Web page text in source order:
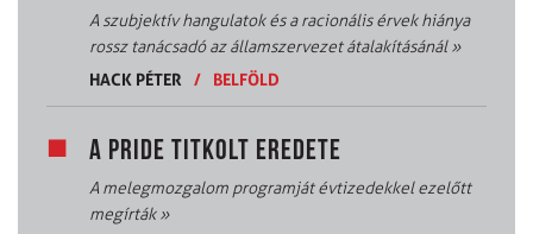
A szubjektív hangulatok és a racionális érvek hiánya
rossz tanácsadó az államszervezet átalakításánál»
HACK PÉTER
/ BELFÖLD
A PRIDE TITKOLT EREDETE
A melegmozgalom programját évtizedekkel ezelőtt
megírták»